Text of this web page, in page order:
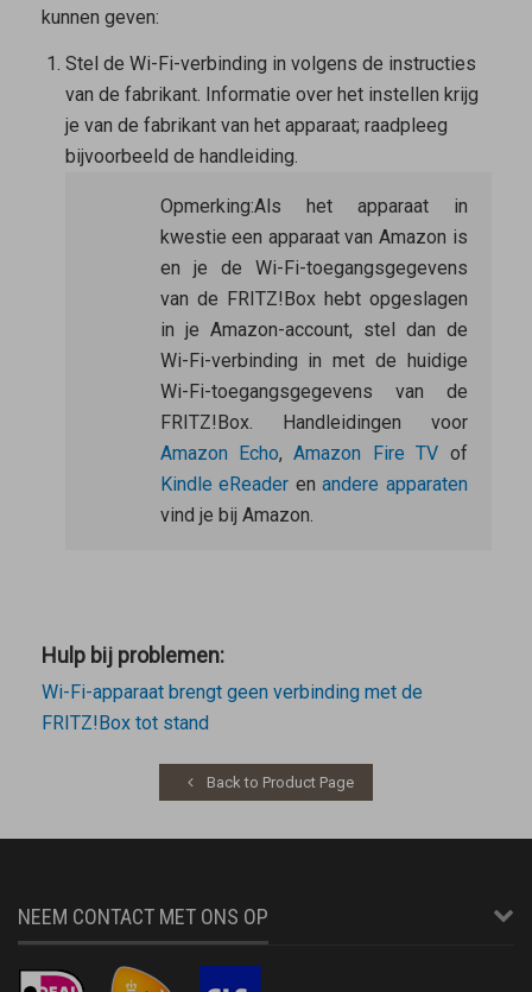
kunnen geven:
Stel de Wi-Fi-verbinding in volgens de instructies
van de fabrikant. Informatie over het instellen krijg
je van de fabrikant van het apparaat; raadpleeg
bijvoorbeeld de handleiding.
Opmerking:Als het apparaat in
kwestie een apparaat van Amazon is
en je de Wi-Fi-toegangsgegevens
van de FRITZ!Box hebt opgeslagen
in je Amazon-account, stel dan de
Wi-Fi-verbinding in met de huidige
Wi-Fi-toegangsgegevens van de
FRITZ!Box. Handleidingen voor
Amazon Echo,Amazon Fire TV of
Kindle eReader en andere apparaten
vind je bij Amazon.
Hulp bij problemen:
Wi-Fi-apparaat brengt geen verbinding met de
FRITZ!Box tot stand
Back to Product Page
NEEM CONTACT MET ONS OP